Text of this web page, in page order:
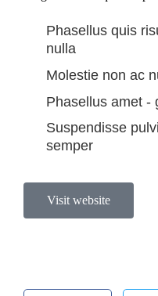
Phasellus quis
nulla
Molestie non ac
Phasellus amet -
Suspendisse
semper
Visit website